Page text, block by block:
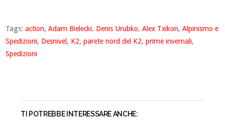
Tags:action,Adam Bielecki. Denis Urubko,Alex Txikon,Alpinismo e
Spedizioni, Desnivel , K2,parete nord del K2,prime invernali,
Spedizioni
TI POTREBBE INTERESSARE ANCHE: